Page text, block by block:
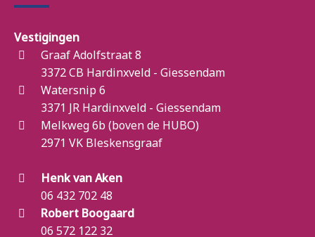
Vestigingen
Graaf Adolfstraat 8
3372 CB Hardinxveld - Giessendam
Watersnip 6
3371 JR Hardinxveld - Giessendam
Melkweg 6b (boven de HUBO)
2971 VK Bleskensgraaf
Henk van Aken
06 432 702 48
Robert Boogaard
06 572 122 32